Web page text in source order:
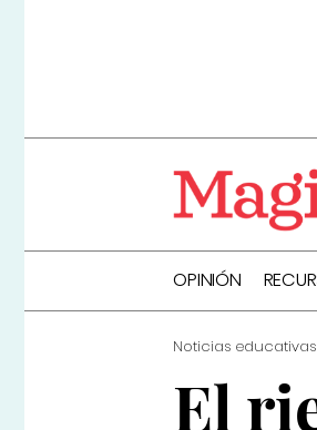
OPINIÓN
Noticias educativas
El